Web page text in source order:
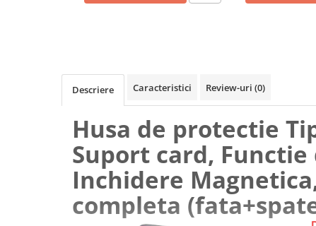
Descriere Caracteristici Review-uri (0)
Husa de protectie
Suport card, Functie
Inchidere
completa